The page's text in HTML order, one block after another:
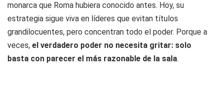
monarca que Roma hubiera conocido antes. Hoy, su
estrategia sigue viva en líderes que evitan títulos
grandilocuentes, pero concentran todo el poder. Porque a
veces, el verdadero poder no necesita gritar: solo
basta con parecer el más razonable de la sala.